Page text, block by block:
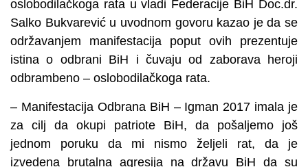
oslobodilačkoga rata u vladi Federacije BiH Doc.dr.
Salko Bukvarević u uvodnom govoru kazao je da se
održavanjem manifestacija poput ovih prezentuje
istina o odbrani BiH i čuvaju od zaborava heroji
odbrambeno – oslobodilačkoga rata.
– Manifestacija Odbrana BiH – Igman 2017 imala je
za cilj da okupi patriote BiH, da pošaljemo još
jednom poruku da mi nismo željeli rat, da je
izvedena brutalna agresija na državu BiH da su